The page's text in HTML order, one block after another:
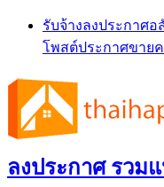
Skip
content
รับจ้างลงประกาศ
โพสต์ประกาศขาย
ลงประกาศ รวม